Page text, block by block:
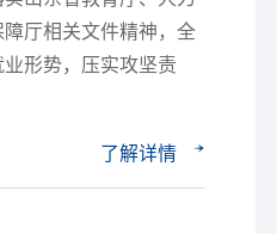
厅相关文件精神，全
形势，压实攻坚责
了解详情